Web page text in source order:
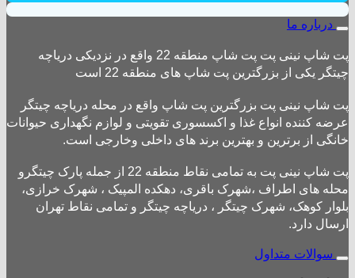
درباره ما
پت شاپ نینی پت پت شاپ منطقه 22 واقع در نزدیکی دریاچه
چیتگر یکی از بزرگترین پت شاپ های منطقه 22 است
پت شاپ نینی پت بزرگترین پت شاپ واقع در محله دریاچه چیتگر
عرضه کننده انواع غذا و اکسسوری تقویتی و لوازم نگهداری حیوانات
خانگی از برترین و بهترین برند های داخلی وخارجی است.
پت شاپ نینی پت به تمامی نقاط منطقه 22 از جمله پارک چیتگرو
محله های اطراف ،شهرک باقری، دهکده المپیک ، شهرک خرازی،
بلوار کوهک، شهرک چیتگر ، دریاچه چیتگر و تمامی نقاط تهران
ارسال دارد.
سوالات متداول